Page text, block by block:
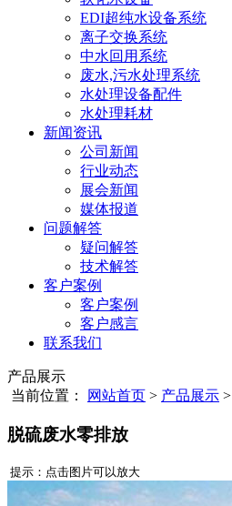
EDI超纯水设备系统
离子交换系统
中水回用系统
废水,污水处理系统
水处理设备配件
水处理耗材
新闻资讯
公司新闻
行业动态
展会新闻
媒体报道
问题解答
疑问解答
技术解答
客户案例
客户案例
客户感言
联系我们
产品展示
当前位置：
网站首页 > 产品展示 >
脱硫废水零排放
提示：点击图片可以放大